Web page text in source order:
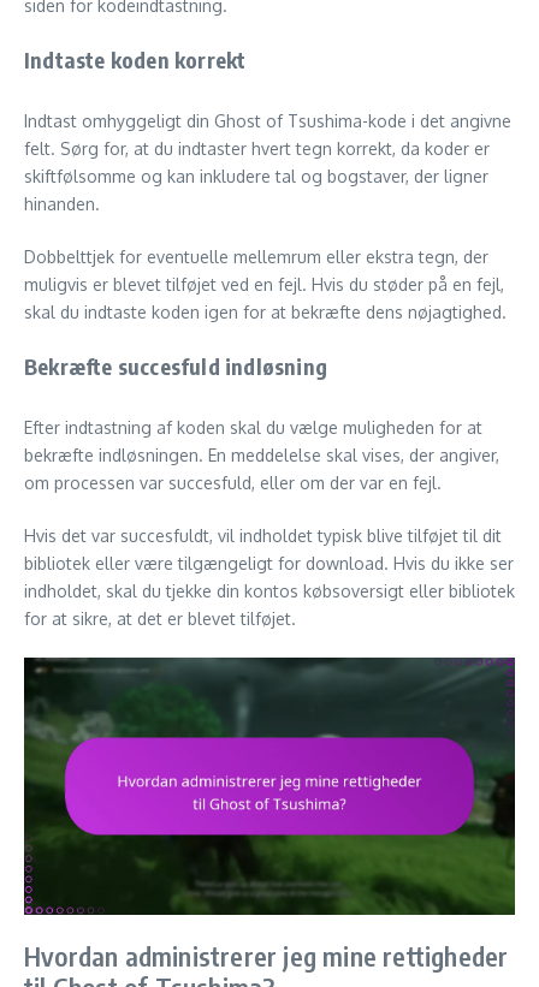
siden for kodeindtastning.
Indtaste koden korrekt
Indtast omhyggeligt din Ghost of Tsushima-kode i det angivne
felt. Sørg for, at du indtaster hvert tegn korrekt, da koder er
skiftfølsomme og kan inkludere tal og bogstaver, der ligner
hinanden.
Dobbelttjek for eventuelle mellemrum eller ekstra tegn, der
muligvis er blevet tilføjet ved en fejl. Hvis du støder på en fejl,
skal du indtaste koden igen for at bekræfte dens nøjagtighed.
Bekræfte succesfuld indløsning
Efter indtastning af koden skal du vælge muligheden for at
bekræfte indløsningen. En meddelelse skal vises, der angiver,
om processen var succesfuld, eller om der var en fejl.
Hvis det var succesfuldt, vil indholdet typisk blive tilføjet til dit
bibliotek eller være tilgængeligt for download. Hvis du ikke ser
indholdet, skal du tjekke din kontos købsoversigt eller bibliotek
for at sikre, at det er blevet tilføjet.
Hvordan administrerer jeg mine rettigheder